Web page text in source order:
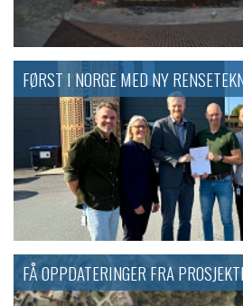
FØRST I NORGE MED NY
FÅ OPPDATERINGER FRA